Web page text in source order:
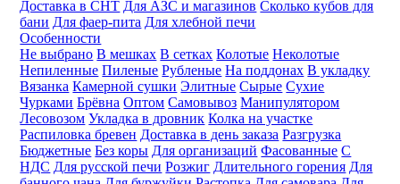
Доставка в СНТ Для АЗС и магазинов Сколько кубов для
бани Для фаер-пита Для хлебной печи
Особенности
Не выбрано В мешках В сетках Колотые Неколотые
Непиленные Пиленые Рубленые На поддонах В укладку
Вязанка Камерной сушки Элитные Сырые Сухие
Чурками Брёвна Оптом Самовывоз Манипулятором
Лесовозом Укладка в дровник Колка на участке
Распиловка бревен Доставка в день заказа Разгрузка
Бюджетные Без коры Для организаций Фасованные С
НДС Для русской печи Розжиг Длительного горения Для